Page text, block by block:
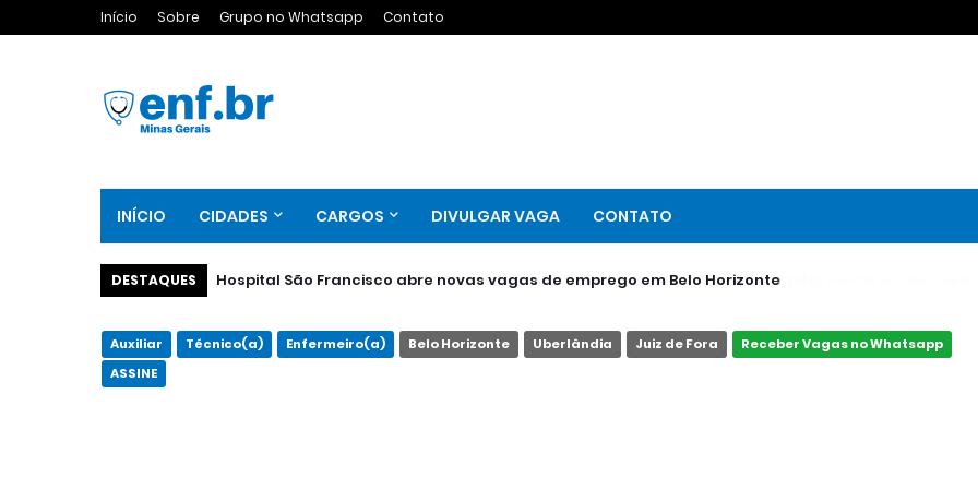
Início Sobre Grupo no Whatsapp Contato
INÍCIO CIDADES CARGOS DIVULGAR VAGA CONTATO
DESTAQUES Hospital São Francisco abre novas vagas de emprego em Belo Horizonte
Auxiliar Técnico(a) Enfermeiro(a) Belo Horizonte Uberlândia Juiz de Fora
Receber Vagas no Whatsapp
ASSINE